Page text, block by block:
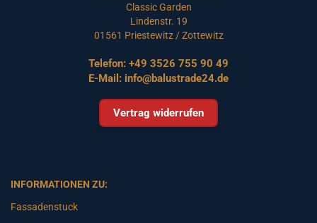
Classic Garden
Lindenstr. 19
01561 Priestewitz / Zottewitz
Telefon: +49 3526 755 90 49
E-Mail: info@balustrade24.de
Vertrag widerrufen
INFORMATIONEN ZU:
Fassadenstuck